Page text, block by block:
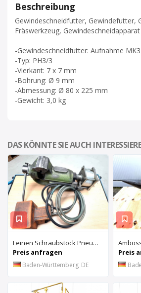
Beschreibung
Gewindeschneidfutter, Gewindefutter,
Fräswerkzeug, Gewindeschneidapparat
-Gewindeschneidfutter: Aufnahme MK3
-Typ: PH3/3
-Vierkant: 7 x 7 mm
-Bohrung: Ø 9 mm
-Abmessung: Ø 80 x 225 mm
-Gewicht: 3,0 kg
DAS KÖNNTE SIE AUCH
Leinen Schraubstock Pneumatisch
Preis anfragen
Baden-Württemberg, DE
Preis